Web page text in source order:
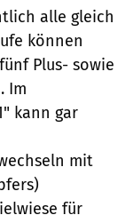
alle gleich
können
Plus- sowie
Im
kann gar
mit
für